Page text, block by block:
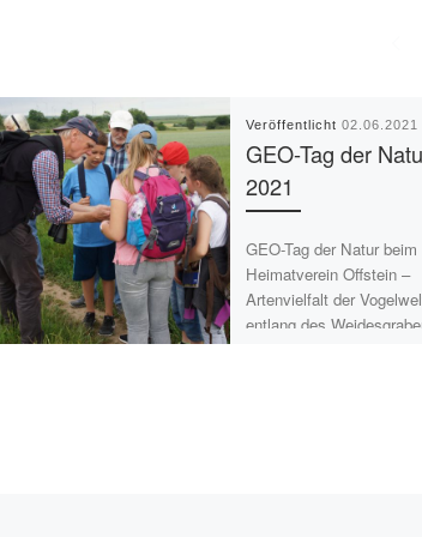
Veröffentlicht 02.06.2021
GEO-Tag der
2021
GEO-Tag der Natur beim
Heimatverein Offstein –
Artenvielfalt der
entlang des